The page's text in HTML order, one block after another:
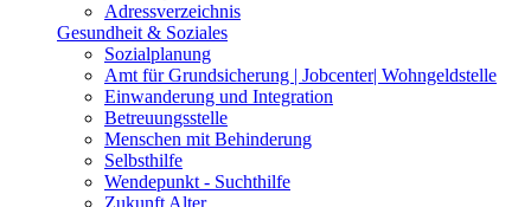
Adressverzeichnis
Gesundheit & Soziales
Sozialplanung
Amt für Grundsicherung | Jobcenter| Wohngeldstelle
Einwanderung und Integration
Betreuungsstelle
Menschen mit Behinderung
Selbsthilfe
Wendepunkt - Suchthilfe
Zukunft Alter